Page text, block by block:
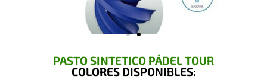
PASTO SINTETICO PÁDEL TOUR
COLORES DISPONIBLES: